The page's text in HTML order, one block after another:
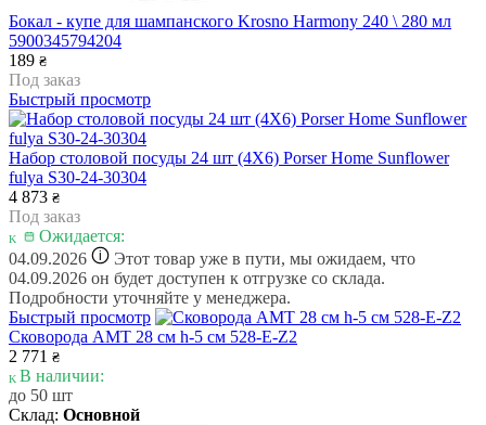
Бокал - купе для шампанского Krosno Harmony 240 \ 280 мл
5900345794204
189 ₴
Под заказ
Быстрый просмотр
Набор столовой посуды 24 шт (4X6) Porser Home Sunflower
fulya S30-24-30304
4 873 ₴
Под заказ
Ожидается:
04.09.2026
i
Этот товар уже в пути, мы ожидаем, что
04.09.2026 он будет доступен к отгрузке со склада.
Подробности уточняйте у менеджера.
Быстрый просмотр
Сковорода AMT 28 см h-5 см 528-E-Z2
2 771 ₴
В наличии:
до 50 шт
Склад: Основной